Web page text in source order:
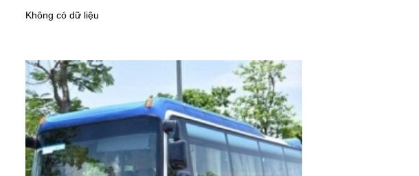
Không có dữ liệu